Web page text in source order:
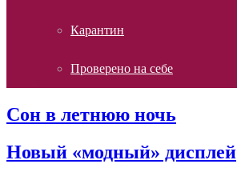
Карантин
Проверено на себе
Сон в летнюю ночь
Новый «модный» дисплей